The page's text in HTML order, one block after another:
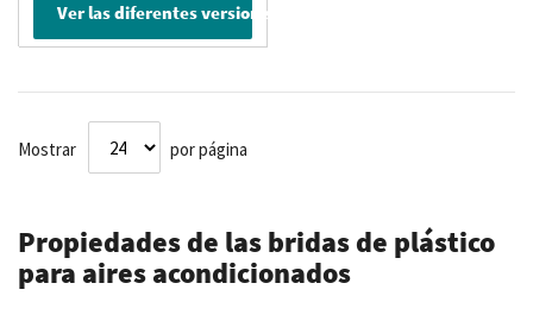
Ver las diferentes versiones
Mostrar por página
Propiedades de las bridas de plástico
para aires acondicionados